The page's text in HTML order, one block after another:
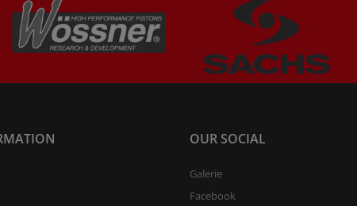
OUR SOCIAL
Galerie
Facebook